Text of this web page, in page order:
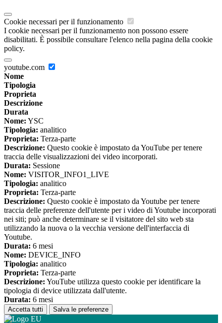
Cookie necessari per il funzionamento
I cookie necessari per il funzionamento non possono essere
disabilitati. È possibile consultare l'elenco nella pagina della cookie
policy.
youtube.com
Nome
Tipologia
Proprieta
Descrizione
Durata
Nome: YSC
Tipologia: analitico
Proprieta: Terza-parte
Descrizione: Questo cookie è impostato da YouTube per tenere
traccia delle visualizzazioni dei video incorporati.
Durata: Sessione
Nome: VISITOR_INFO1_LIVE
Tipologia: analitico
Proprieta: Terza-parte
Descrizione: Questo cookie è impostato da Youtube per tenere
traccia delle preferenze dell'utente per i video di Youtube incorporati
nei siti; può anche determinare se il visitatore del sito web sta
utilizzando la nuova o la vecchia versione dell'interfaccia di
Youtube.
Durata: 6 mesi
Nome: DEVICE_INFO
Tipologia: analitico
Proprieta: Terza-parte
Descrizione: YouTube utilizza questo cookie per identificare la
tipologia di device utilizzata dall'utente.
Durata: 6 mesi
Accetta tutti Salva le preferenze